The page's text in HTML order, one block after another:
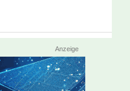
Anzeige